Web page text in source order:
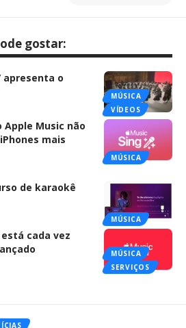
gostar:
MÚSICA
VÍDEOS
apresenta o
MÚSICA
Apple Music não
mais
MÚSICA
de karaokê
MÚSICA
SERVIÇOS
cada vez